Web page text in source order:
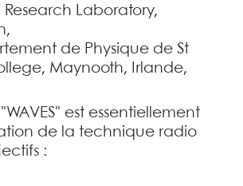
Research Laboratory,
de Physique de St
Maynooth, Irlande,
est essentiellement
de la technique radio
: